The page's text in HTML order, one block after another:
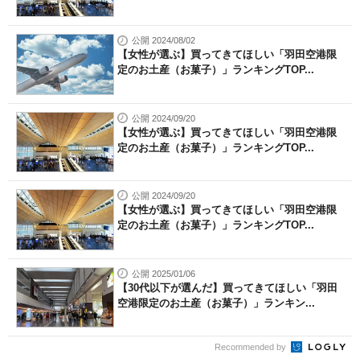
公開 2024/08/02
【女性が選ぶ】買ってきてほしい「羽田空港限
定のお土産（お菓子）」ランキングTOP...
公開 2024/09/20
【女性が選ぶ】買ってきてほしい「羽田空港限
定のお土産（お菓子）」ランキングTOP...
公開 2024/09/20
【女性が選ぶ】買ってきてほしい「羽田空港限
定のお土産（お菓子）」ランキングTOP...
公開 2025/01/06
【30代以下が選んだ】買ってきてほしい「羽田
空港限定のお土産（お菓子）」ランキン...
Recommended by